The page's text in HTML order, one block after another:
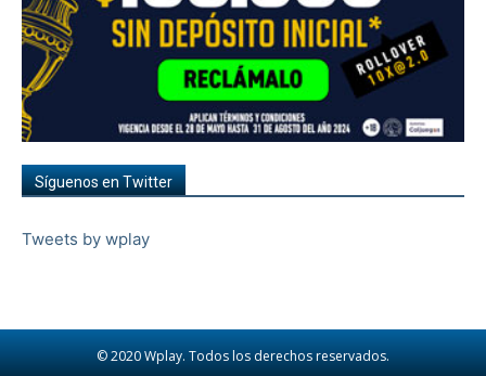
Síguenos en Twitter
Tweets by wplay
© 2020 Wplay. Todos los derechos reservados.